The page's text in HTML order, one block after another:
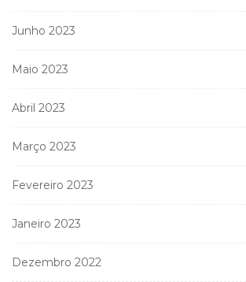
Junho 2023
Maio 2023
Abril 2023
Março 2023
Fevereiro 2023
Janeiro 2023
Dezembro 2022